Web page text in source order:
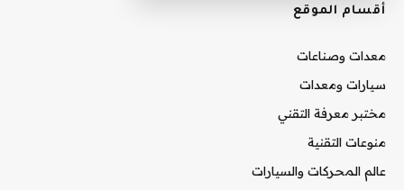
أقسام الموقع
معدات وصناعات
سيارات ومعدات
مختبر معرفة التقني
منوعات التقنية
عالم المحركات والسيارات